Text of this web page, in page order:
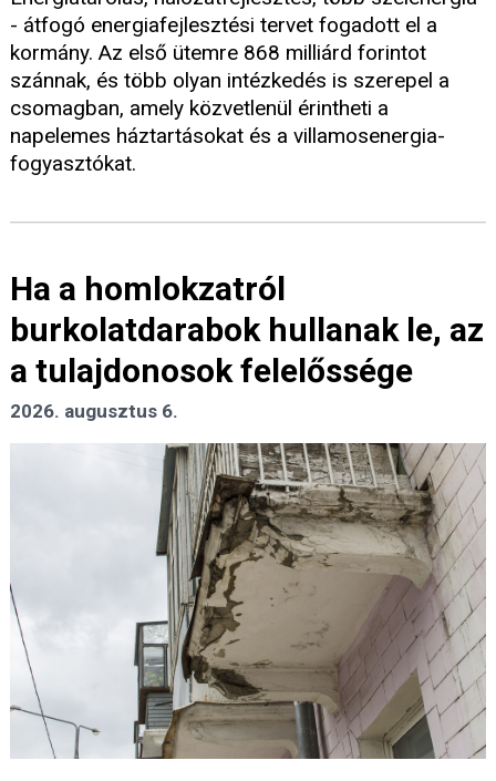
- átfogó energiafejlesztési tervet fogadott el a
kormány. Az első ütemre 868 milliárd forintot
szánnak, és több olyan intézkedés is szerepel a
csomagban, amely közvetlenül érintheti a
napelemes háztartásokat és a villamosenergia-
fogyasztókat.
Ha a homlokzatról
burkolatdarabok hullanak le, az
a tulajdonosok felelőssége
2026. augusztus 6.